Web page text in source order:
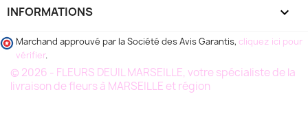
INFORMATIONS keyboard_arrow_down
Marchand approuvé par la Société des Avis Garantis, cliquez ici pour
vérifier.
© 2026 - FLEURS DEUIL MARSEILLE, votre spécialiste de la
livraison de fleurs à MARSEILLE et région